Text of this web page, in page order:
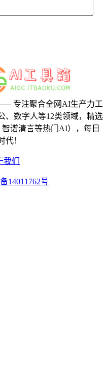
专注聚合全网AI生产力工
、数字人等12类领域，精选
谱清言等热门AI），每日
代！
我们
14011762号